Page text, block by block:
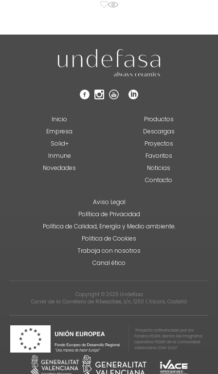
Inicio
Empresa
Solid+
Inmune
Novedades
Productos
Descargas
Proyectos
Favoritos
Noticias
Contacto
Aviso Legal
Política de Privacidad
Política de Calidad, Energía y Medio ambiente.
Politica de Cookies
Trabaja con nosotros
Canal ético
Copyright © 2025 Undefasa
Carrer de la Carretera de Ribesalbes, s/n, 12110 L’Alcora, Castelló